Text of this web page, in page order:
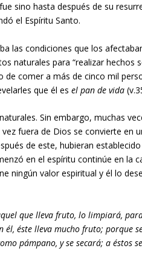
sino hasta después de su
el Espíritu Santo.
las condiciones que los
naturales para “realizar hechos
comer a más de cinco mil
que él esel pan de vida
Sin embargo, muchas
fuera de Dios se convierte en
de este, hubieran
en el espíritu continúe en la
valor espiritual y él lo
que lleva fruto, lo limpiará,
él, éste lleva mucho fruto; porque
pámpano, y se secará; a éstos